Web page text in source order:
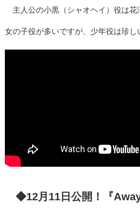
主人公の小黒（シャオヘイ）役は花
女の子役が多いですが、少年役は珍し
◆12月11日公開！『Away